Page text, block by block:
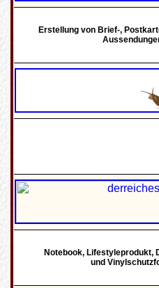
Erstellung von Brief-,
Notebook, Lifestyleprodukt,
und